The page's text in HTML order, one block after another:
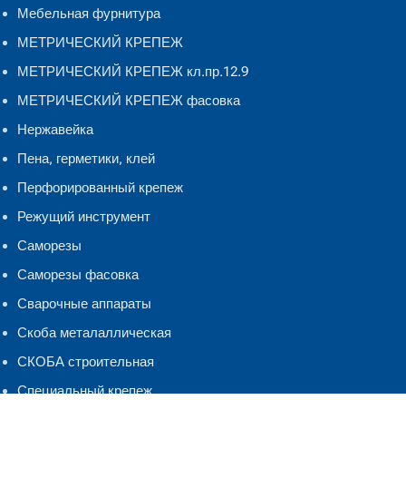
Мебельная фурнитура
МЕТРИЧЕСКИЙ КРЕПЕЖ
МЕТРИЧЕСКИЙ КРЕПЕЖ кл.пр.12.9
МЕТРИЧЕСКИЙ КРЕПЕЖ фасовка
Нержавейка
Пена, герметики, клей
Перфорированный крепеж
Режущий инструмент
Саморезы
Саморезы фасовка
Сварочные аппараты
Скоба металаллическая
СКОБА строительная
Специальный крепеж